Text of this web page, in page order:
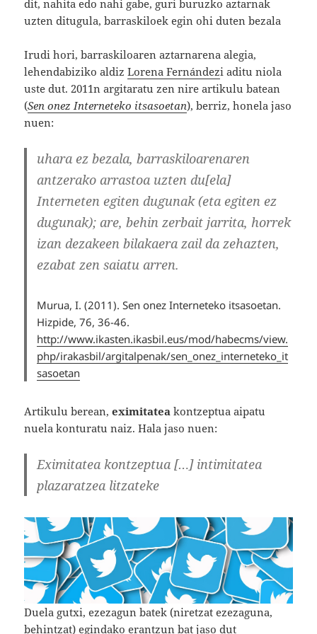
dit, nahita edo nahi gabe, guri buruzko aztarnak
uzten ditugula, barraskiloek egin ohi duten bezala
Irudi hori, barraskiloaren aztarnarena alegia,
lehendabiziko aldizLorena Fernándezi aditu niola
uste dut. 2011n argitaratu zen nire artikulu batean
(Sen onez Interneteko itsasoetan), berriz, honela jaso
nuen:
uhara ez bezala, barraskiloarenaren
antzerako arrastoa uzten du[ela]
Interneten egiten dugunak (eta egiten ez
dugunak); are, behin zerbait jarrita, horrek
izan dezakeen bilakaera zail da zehazten,
ezabat zen saiatu arren.
Murua, I. (2011). Sen onez Interneteko itsasoetan.
Hizpide, 76,36-46.
http://www.ikasten.ikasbil.eus/mod/habecms/view.
php/irakasbil/argitalpenak/sen_onez_interneteko_it
sasoetan
Artikulu berean,eximitatea kontzeptua aipatu
nuela konturatu naiz. Hala jaso nuen:
Eximitatea kontzeptua […] intimitatea
plazaratzea litzateke
Duela gutxi, ezezagun batek (niretzat ezezaguna,
behintzat) egindako erantzun bat jaso dut